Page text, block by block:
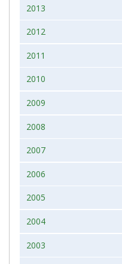
2013
2012
2011
2010
2009
2008
2007
2006
2005
2004
2003